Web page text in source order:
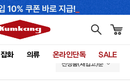
잡화 의류 온라인단독 SALE
신상품(재입고)순